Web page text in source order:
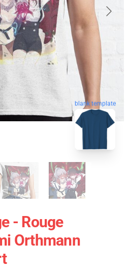
blank template
- Rouge
Orthmann